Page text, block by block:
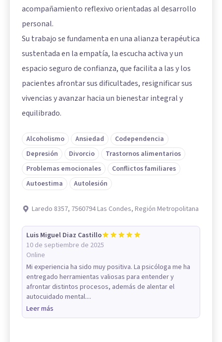
acompañamiento reflexivo orientadas al desarrollo
personal.
Su trabajo se fundamenta en una alianza terapéutica
sustentada en la empatía, la escucha activa y un
espacio seguro de confianza, que facilita a las y los
pacientes afrontar sus dificultades, resignificar sus
vivencias y avanzar hacia un bienestar integral y
equilibrado.
Alcoholismo Ansiedad
Codependencia
Depresión
Divorcio
Trastornos alimentarios
Problemas emocionales
Conflictos familiares
Autoestima
Autolesión
Laredo 8357, 7560794 Las Condes, Región Metropolitana
Luis Miguel Diaz Castillo
10 de septiembre de 2025
Online
Mi experiencia ha sido muy positiva. La psicóloga me ha
entregado herramientas valiosas para entender y
afrontar distintos procesos, además de alentar el
autocuidado mental....
Leer más